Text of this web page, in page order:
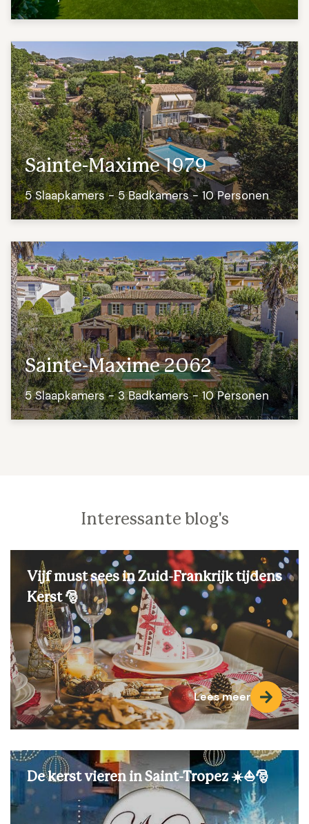
Sainte-Maxime 1979
5 Slaapkamers - 5 Badkamers - 10 Personen
Sainte-Maxime 2062
5 Slaapkamers - 3 Badkamers - 10 Personen
Interessante blog's
Vijf must sees in Zuid-Frankrijk tijdens
Kerst 🎅
Lees meer
De kerst vieren in Saint-Tropez ☀️⛵🎅